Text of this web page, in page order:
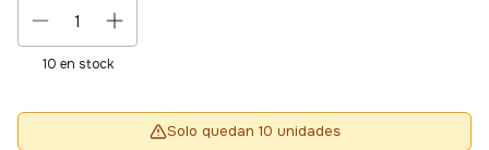
10 en stock
Solo quedan 10 unidades